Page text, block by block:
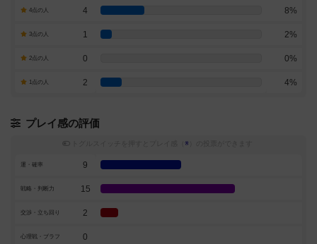
4点の人 4 8%
3点の人 1 2%
2点の人 0 0%
1点の人 2 4%
プレイ感の評価
※
運・確率 9
戦略・判断力 15
交渉・立ち回り 2
心理戦・ブラフ 0